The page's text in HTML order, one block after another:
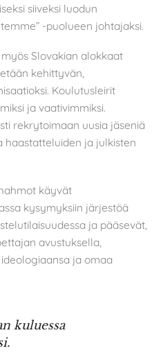
siiveksi luodun
-puolueen johtajaksi.
Slovakian alokkaat
kehittyvän,
Koulutusleirit
ja vaativimmiksi.
rekrytoimaan uusia jäseniä
haastatteluiden ja julkisten
käyvät
kysymyksiin järjestöä
ja pääsevät,
avustuksella,
ja omaa
kuluessa